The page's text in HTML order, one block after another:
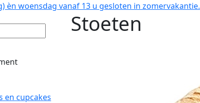
èn woensdag vanaf 13 u gesloten in zomervakantie.
en cupcakes
Stoeten